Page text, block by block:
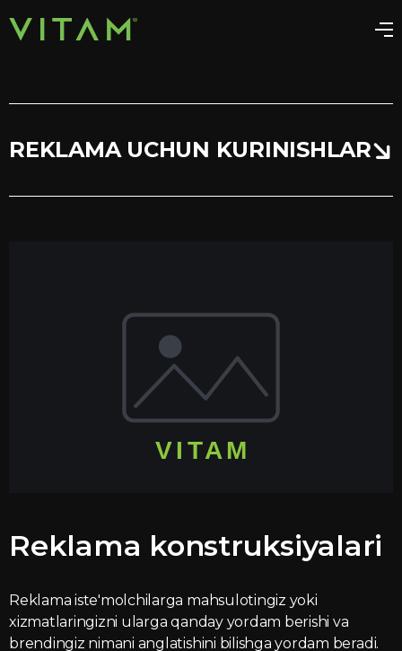
REKLAMA UCHUN KURINISHLAR
Reklama konstruksiyalari
Reklama iste'molchilarga mahsulotingiz yoki
xizmatlaringizni ularga qanday yordam berishi va
brendingiz nimani anglatishini bilishga yordam beradi.